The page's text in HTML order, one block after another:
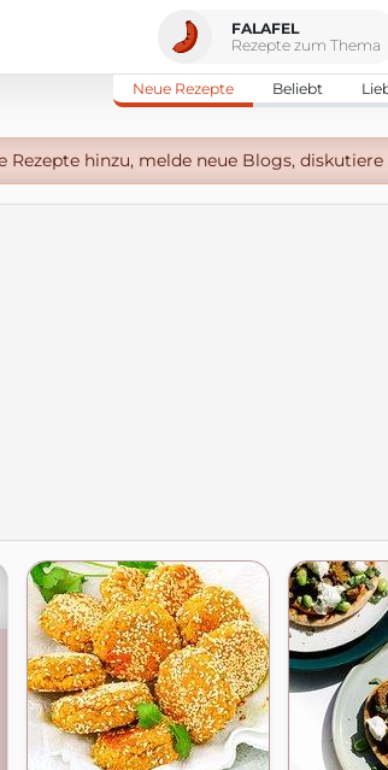
FALAFEL
Rezepte zum Thema
Neue Rezepte Beliebt
Rezepte hinzu, melde neue Blogs,